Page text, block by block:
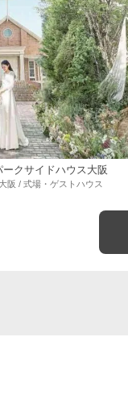
ークサイドハウス大阪
阪 / 式場・ゲストハウス